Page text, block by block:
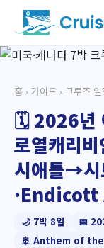
홈 › 가이드 › 크루즈
🗓️ 2026년
로열캐리
시애틀→시
·Endicott
🌙 7박 8일
📅
🚢 Anthem of